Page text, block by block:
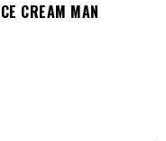
CREAM MAN